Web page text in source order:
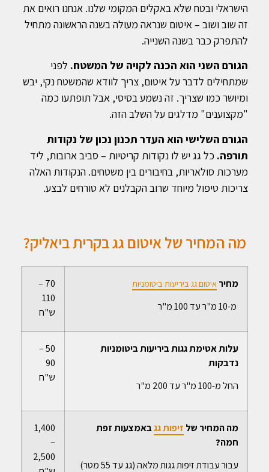
הישראלי ובטח שלא באקלים המקומי שלנו. אנחנו רואים את
זה שוב ושוב – איטום שנראה מעולה בשנה הראשונה מתחיל
להתפרק כבר בשנה השנייה.
הגורם השני הוא הכנה לקויה של המשטח. לפני
שמתחילים לדבר על איטום, צריך לוודא שהמשטח נקי, יבש
ומיושר כמו שצריך. זה נשמע בסיסי, אבל תופתעו כמה
"מקצוענים" מדלגים על השלב הזה.
הגורם השלישי הוא העדר תכנון נכון של נקודות
תורפה. כל גג יש לו נקודות קריטיות – סביב ארובות, ליד
מערכות סולאריות, בחיבורים בין משטחים. הנקודות האלה
צריכות טיפול מיוחד שרוב הקבלנים לא טורחים לבצע.
מה המחיר של איטום גג בקרית ביאליק?
מחיר איטום גג ביריעות ביטומניות
מ-10 מ"ר עד 100 מ"ר
70 –
110
ש"ח
עלות אטימת גגות ביריעות ביטומניות
נדבקות
החל מ-100 מ"ר עד 200 מ"ר
50 –
90
ש"ח
מה המחיר של זיפות גגבאמצעות זפת
חמה?
עבור עבודת זיפות גגות מלאה (גג עד 55 מטר)
1,400
–
2,500